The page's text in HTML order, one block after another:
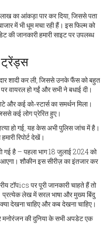
का आंकड़ा पार कर दिया, जिससे पता
में भी धूम मचा रही हैं। इस फिल्म को
की जानकारी हमारी साइट पर उपलब्ध
ट्रेंड्स
शादी कर ली, जिससे उनके फैंस को बहुत
वायरल हो गईं और सभी ने बधाई दी।
कई को‑स्टार्स का समर्थन मिला।
कई लोग प्रेरित हुए।
हो गई, यह केस अभी पुलिस जांच में है।
रिपोर्ट देखें।
गई है – पहला भाग 18 जुलाई 2024 को
शौकीन इस सीरीज़ का इंतजार कर
टॉपics पर पूरी जानकारी चाहते हैं तो
प्रत्येक लेख में सरल भाषा और मुख्य बिंदु
देखना चाहिए और कब देखना चाहिए।
मनोरंजन की दुनिया के सभी अपडेट एक